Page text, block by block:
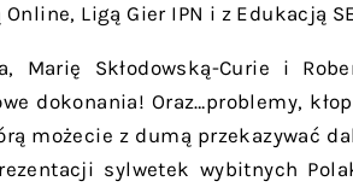
Ligą Gier IPN i z Edukacją
Marię Skłodowską-Curie i
dokonania! Oraz…problemy,
możecie z dumą przekazywać
sylwetek wybitnych